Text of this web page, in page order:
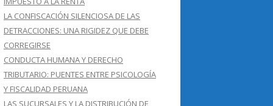
LA CONFISCACIÓN SILENCIOSA DE LAS
DETRACCIONES: UNA RIGIDEZ QUE DEBE
CORREGIRSE
CONDUCTA HUMANA Y DERECHO
TRIBUTARIO: PUENTES ENTRE PSICOLOGÍA
Y FISCALIDAD PERUANA
LAS SUCURSALES Y LA DISTRIBUCIÓN DE